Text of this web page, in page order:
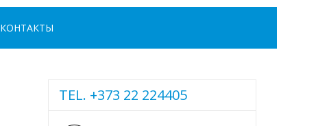
КОНТАКТЫ
TEL. +373 22 224405